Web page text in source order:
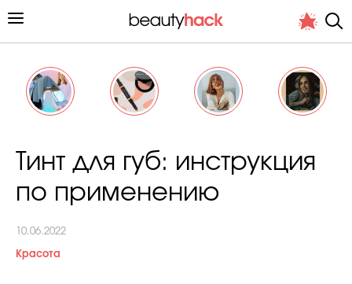
Тинт для губ: инструкция
по применению
10.06.2022
Красота